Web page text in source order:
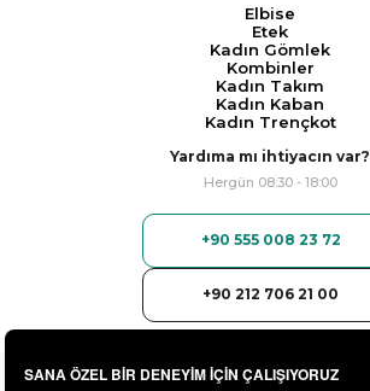
Elbise
Etek
Kadın Gömlek
Kombinler
Kadın Takım
Kadın Kaban
Kadın Trençkot
Yardıma mı ihtiyacın var?
Hergün 08:30 - 18:00
+90 555 008 23 72
+90 212 706 21 00